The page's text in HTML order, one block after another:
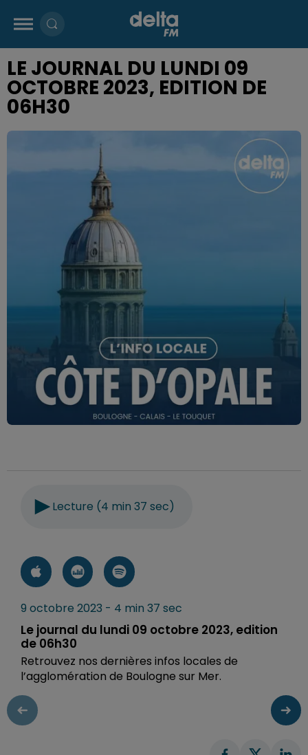
LE JOURNAL DU LUNDI 09
OCTOBRE 2023, EDITION DE
06H30
Lecture (4 min 37 sec)
9 octobre 2023 - 4 min 37 sec
Le journal du lundi 09 octobre 2023, edition
de 06h30
Retrouvez nos dernières infos locales de
l’agglomération de Boulogne sur Mer.